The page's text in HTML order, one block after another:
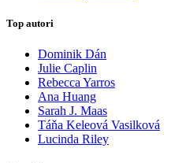
Top autori
Dominik Dán
Julie Caplin
Rebecca Yarros
Ana Huang
Sarah J. Maas
Táňa Keleová Vasilková
Lucinda Riley